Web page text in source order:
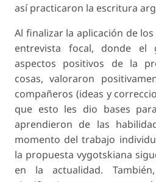
así practicaron la escritura
Al finalizar la aplicación de
entrevista focal, donde el
aspectos positivos de la
cosas, valoraron
compañeros (ideas y
que esto les dio bases
aprendieron de las
momento del trabajo
la propuesta vygotskiana
en la actualidad.